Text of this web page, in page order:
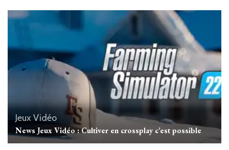
Jeux Vidéo
News Jeux Vidéo : Cultiver en crossplay c’est possible